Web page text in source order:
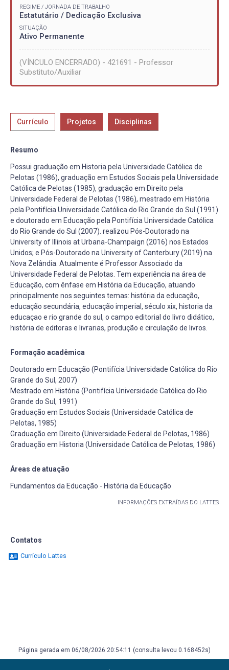
REGIME / JORNADA DE TRABALHO
Estatutário / Dedicação Exclusiva
SITUAÇÃO
Ativo Permanente
(VÍNCULO ENCERRADO) - 421691 - Professor
Substituto/Auxiliar
Currículo Projetos Disciplinas
Resumo
Possui graduação em Historia pela Universidade Católica de
Pelotas (1986), graduação em Estudos Sociais pela Universidade
Católica de Pelotas (1985), graduação em Direito pela
Universidade Federal de Pelotas (1986), mestrado em História
pela Pontifícia Universidade Católica do Rio Grande do Sul (1991)
e doutorado em Educação pela Pontifícia Universidade Católica
do Rio Grande do Sul (2007). realizou Pós-Doutorado na
University of Illinois at Urbana-Champaign (2016) nos Estados
Unidos; e Pós-Doutorado na University of Canterbury (2019) na
Nova Zelândia. Atualmente é Professor Associado da
Universidade Federal de Pelotas. Tem experiência na área de
Educação, com ênfase em História da Educação, atuando
principalmente nos seguintes temas: história da educação,
educação secundária, educação imperial, século xix, historia da
educaçao e rio grande do sul, o campo editorial do livro didático,
história de editoras e livrarias, produção e circulação de livros.
Formação acadêmica
Doutorado em Educação (Pontifícia Universidade Católica do Rio
Grande do Sul, 2007)
Mestrado em História (Pontifícia Universidade Católica do Rio
Grande do Sul, 1991)
Graduação em Estudos Sociais (Universidade Católica de
Pelotas, 1985)
Graduação em Direito (Universidade Federal de Pelotas, 1986)
Graduação em Historia (Universidade Católica de Pelotas, 1986)
Áreas de atuação
Fundamentos da Educação - História da Educação
INFORMAÇÕES EXTRAÍDAS DO LATTES
Contatos
Currículo Lattes
Página gerada em 06/08/2026 20:54:11 (consulta levou 0.168452s)